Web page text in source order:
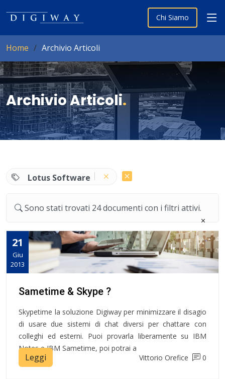
Chi Siamo
Home Archivio Articoli
Archivio Articoli.
Lotus Software
Sono stati trovati 24 documenti con i filtri attivi.
21
Giu
2013
Sametime & Skype ?
Skypetime la soluzione Digiway per minimizzare il disagio
di usare due sistemi di chat diversi per chattare con
colleghi ed esterni. Puoi provarla liberamente su IBM
Notes e IBM Sametime, poi potrai a
Leggi Vittorio Orefice 0